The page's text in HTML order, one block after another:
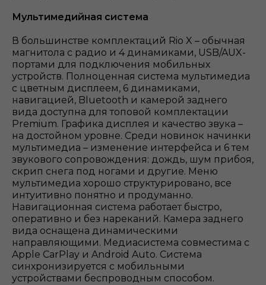
Мультимедийная система
В большинстве комплектаций Rio X – обычная
магнитола с радио и 4 динамиками, USB/AUX-
портами для подключения мобильных
устройств. Полноценная система мультимедиа
с цветным дисплеем, 6 динамиками,
навигацией, Bluetooth и камерой заднего
вида доступна для топовой комплектации
Premium. Графика дисплея и качество звука –
на достойном уровне. Среди новинок начинки
мультимедиа – изменение интерфейса и 6 тем
звукового сопровождения: дождь, шум прибоя,
скрип снега под ногами и другие. Меню
мультимедиа хорошо структурировано, все
интуитивно понятно и продуманно.
Навигационная система работает быстро,
оперативно и без нареканий. Камера заднего
вида оснащена динамическими
направляющими. Медиасистема совместима с
Apple CarPlay и Android Auto. Система
синхронизируется с мобильными
устройствами беспроводным способом.